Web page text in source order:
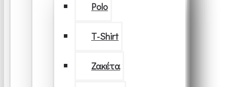
Polo
T-Shirt
Ζακέτα